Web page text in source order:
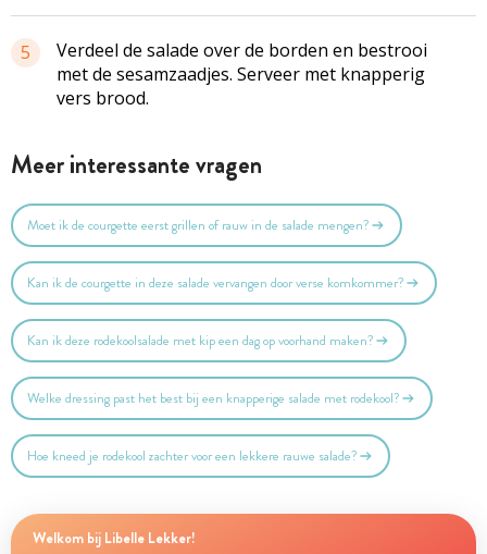
5
Verdeel de salade over de borden en bestrooi
met de sesamzaadjes. Serveer met knapperig
vers brood.
Meer interessante vragen
Moet ik de courgette eerst grillen of rauw in de salade mengen?
Kan ik de courgette in deze salade vervangen door verse komkommer?
Kan ik deze rodekoolsalade met kip een dag op voorhand maken?
Welke dressing past het best bij een knapperige salade met rodekool?
Hoe kneed je rodekool zachter voor een lekkere rauwe salade?
Welkom bij Libelle Lekker!